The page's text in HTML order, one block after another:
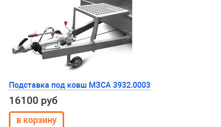
Подставка под ковш МЗСА 3932.0003
16100 руб